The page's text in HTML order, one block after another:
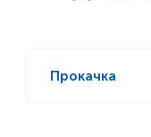
Прокачка